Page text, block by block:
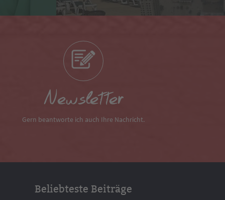
Newsletter
Gern beantworte ich auch Ihre Nachricht.
Beliebteste Beiträge